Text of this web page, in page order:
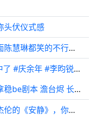
头伏仪式感
助阵陈慧琳演唱会，好搞笑的画面陈慧琳都笑的不行了！
#李昀锐谁要偷我内裤 俺真的不中了 #庆余年 #李昀锐 #张若昀 #抽象
期待罗云熙演绎的澹台烬黑月光拿稳be剧本 澹台烬 长月烬明定妆照
梁靖崑今天参加活动，演唱了周杰伦的《安静》，你给打打分